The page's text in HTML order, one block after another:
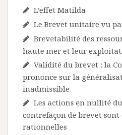
L’effet Matilda
Le Brevet unitaire vu
Brevetabilité des
haute mer et leur
Validité du brevet : la
prononce sur la
inadmissible.
Les actions en nullité
contrefaçon de brevet
rationnelles